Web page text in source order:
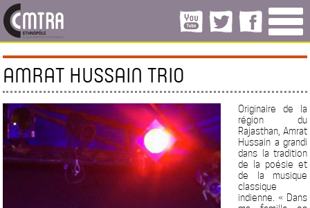
AMRAT HUSSAIN TRIO
Originaire de la
région du
Rajasthan, Amrat
Hussain a grandi
dans la tradition
de la poésie et
de la musique
classique
indienne. « Dans